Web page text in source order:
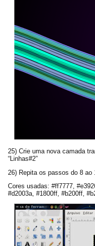
25) Crie uma nova camada
“Linhas#2”
26) Repita os passos do 8 ao
Cores usadas: #ff7777,
#d2003a, #1800ff, #b200ff,